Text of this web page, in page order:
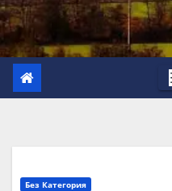
Без Категория